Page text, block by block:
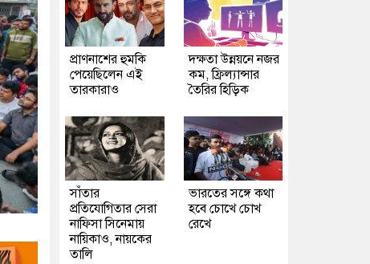
প্রাণনাশের হুমকি
পেয়েছিলেন এই
তারকারাও
দক্ষতা উন্নয়নে নজর
কম, ফ্রিল্যান্সার
তৈরির হিড়িক
সাঁতার
প্রতিযোগিতার সেরা
নাফিসা সিনেমায়
নায়িকাও, নায়কের
তালি
ভারতের সঙ্গে কথা
হবে চোখে চোখ
রেখে